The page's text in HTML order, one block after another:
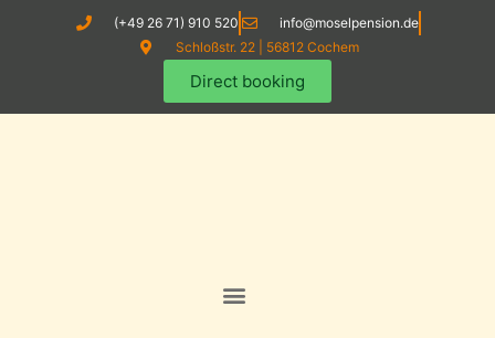
(+49 26 71) 910 520
info@moselpension.de
Schloßstr. 22 | 56812 Cochem
Direct booking